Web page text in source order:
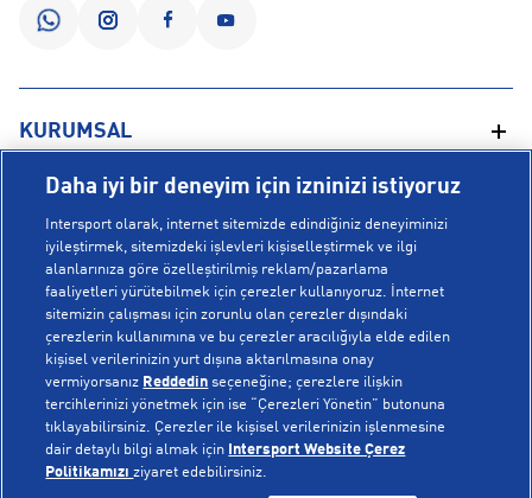
KURUMSAL
Hakkımızda
Mağazalarımız
Bilgi Toplumu Hizmetleri
Gizlilik Politikası
İşlem Rehberi
Kampanyalar
Çerez Politikası
YARDIM
Sipariş Takibi
İptal & İade
Sıkça Sorulan Sorular
Yetkili Servis Listesi
Bize Ulaşın
POPÜLER KOLEKSİYONLAR
Voleybol Milli Takım Formaları
New Balance 408
Nike Initiator
© Copyright INTERSPORT 2026
Üyelik SözleşmesiGizlilikÇerezler
Daha iyi bir deneyim için izninizi istiyoruz
Intersport olarak, internet sitemizde edindiğiniz deneyiminizi
iyileştirmek, sitemizdeki işlevleri kişiselleştirmek ve ilgi
alanlarınıza göre özelleştirilmiş reklam/pazarlama
faaliyetleri yürütebilmek için çerezler kullanıyoruz. İnternet
sitemizin çalışması için zorunlu olan çerezler dışındaki
çerezlerin kullanımına ve bu çerezler aracılığıyla elde edilen
kişisel verilerinizin yurt dışına aktarılmasına onay
vermiyorsanız Reddedin seçeneğine; çerezlere ilişkin
tercihlerinizi yönetmek için ise “Çerezleri Yönetin” butonuna
tıklayabilirsiniz. Çerezler ile kişisel verilerinizin işlenmesine
dair detaylı bilgi almak için
Intersport Website Çerez
Politikamızıziyaret edebilirsiniz.